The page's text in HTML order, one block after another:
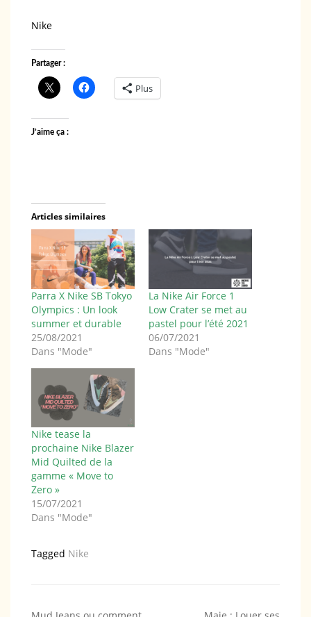
Nike
Partager :
Plus
J’aime ça :
Articles similaires
Parra X Nike SB Tokyo
Olympics : Un look
summer et durable
25/08/2021
Dans "Mode"
La Nike Air Force 1
Low Crater se met au
pastel pour l’été 2021
06/07/2021
Dans "Mode"
Nike tease la
prochaine Nike Blazer
Mid Quilted de la
gamme « Move to
Zero »
15/07/2021
Dans "Mode"
Tagged Nike